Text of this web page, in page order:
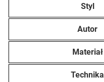
Styl
Autor
Materiał
Technika